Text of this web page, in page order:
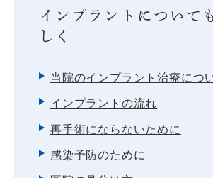
インプラントについて
しく
当院のインプラント治療につ
インプラントの流れ
再手術にならないために
感染予防のために